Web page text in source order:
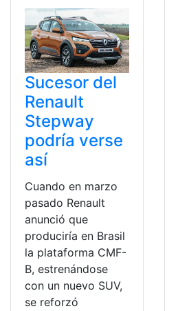
Sucesor del
Renault
Stepway
podría verse
así
Cuando en marzo
pasado Renault
anunció que
produciría en Brasil
la plataforma CMF-
B, estrenándose
con un nuevo SUV,
se reforzó